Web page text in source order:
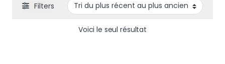
Filters
Voici le seul résultat